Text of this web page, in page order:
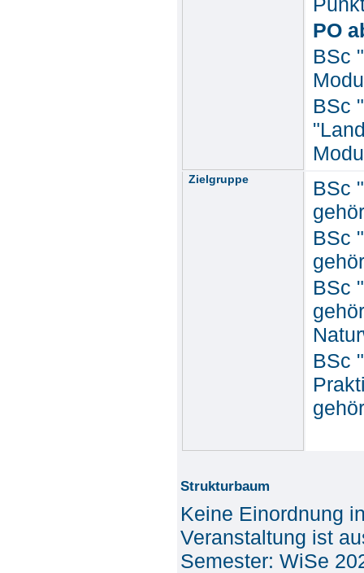
PO
BSc
BSc
Zielgruppe
BSc
BSc
BSc
BSc
Strukturbaum
Keine Einordnung
Veranstaltung ist
Semester: WiSe